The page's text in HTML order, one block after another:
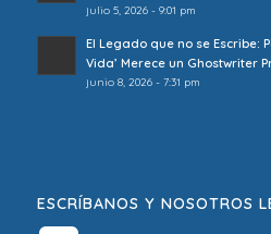
julio 5, 2026 - 9:01 pm
El Legado que no se Escribe:
Vida’ Merece un Ghostwriter
junio 8, 2026 - 7:31 pm
ESCRÍBANOS Y NOSOTROS